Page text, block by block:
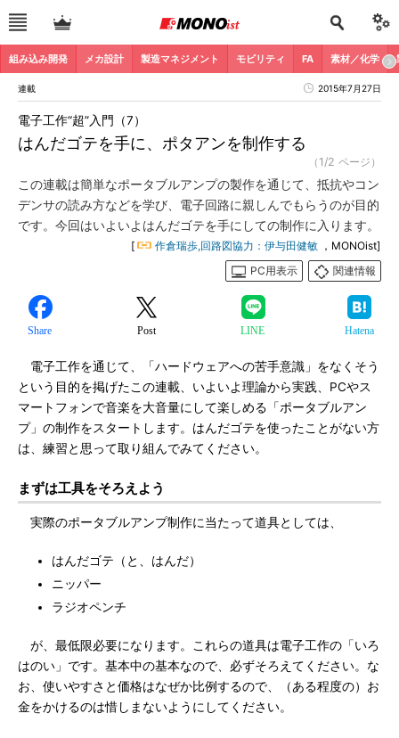
組み込み開発 メカ設計 製造マネジメント モビリティ FA 素材／化学
連載 2015年7月27日
はんだゴテを手に、ポタアンを制作する
電子工作“超”入門（7）
（1/2 ページ）
この連載は簡単なポータブルアンプの製作を通じて、抵抗やコン
デンサの読み方などを学び、電子回路に親しんでもらうのが目的
です。今回はいよいよはんだゴテを手にしての制作に入ります。
[ 作倉瑞歩,回路図協力：伊与田健敏 ，MONOist]
PC用表示
関連情報
Share Post LINE Hatena
電子工作を通じて、「ハードウェアへの苦手意識」をなくそう
という目的を掲げたこの連載、いよいよ理論から実践、PCやス
マートフォンで音楽を大音量にして楽しめる「ポータブルアン
プ」の制作をスタートします。はんだゴテを使ったことがない方
は、練習と思って取り組んでみてください。
まずは工具をそろえよう
実際のポータブルアンプ制作に当たって道具としては、
はんだゴテ（と、はんだ）
ニッパー
ラジオペンチ
が、最低限必要になります。これらの道具は電子工作の「いろ
はのい」です。基本中の基本なので、必ずそろえてください。な
お、使いやすさと価格はなぜか比例するので、（ある程度の）お
金をかけるのは惜しまないようにしてください。